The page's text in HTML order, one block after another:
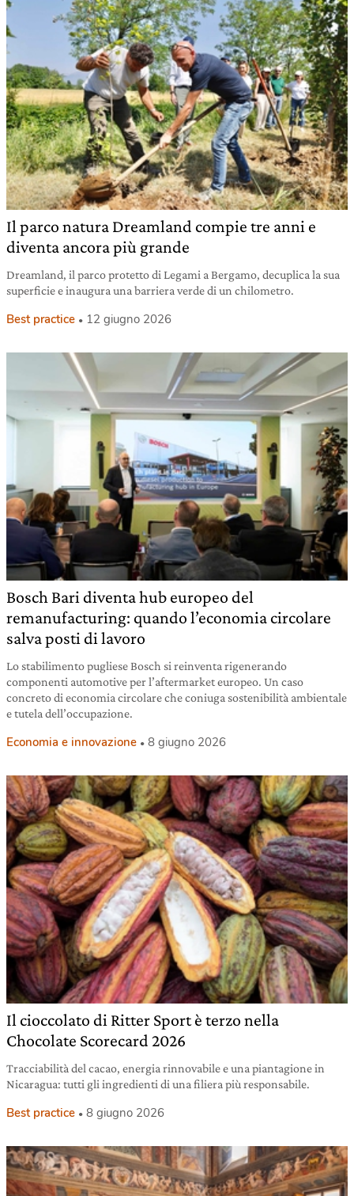
Il parco natura Dreamland compie tre anni e
diventa ancora più grande
Dreamland, il parco protetto di Legami a Bergamo, decuplica la sua
superficie e inaugura una barriera verde di un chilometro.
Best practice 12 giugno 2026
Bosch Bari diventa hub europeo del
remanufacturing: quando l’economia circolare
salva posti di lavoro
Lo stabilimento pugliese Bosch si reinventa rigenerando
componenti automotive per l’aftermarket europeo. Un caso
concreto di economia circolare che coniuga sostenibilità ambientale
e tutela dell’occupazione.
Economia e innovazione 8 giugno 2026
Il cioccolato di Ritter Sport è terzo nella
Chocolate Scorecard 2026
Tracciabilità del cacao, energia rinnovabile e una piantagione in
Nicaragua: tutti gli ingredienti di una filiera più responsabile.
Best practice 8 giugno 2026